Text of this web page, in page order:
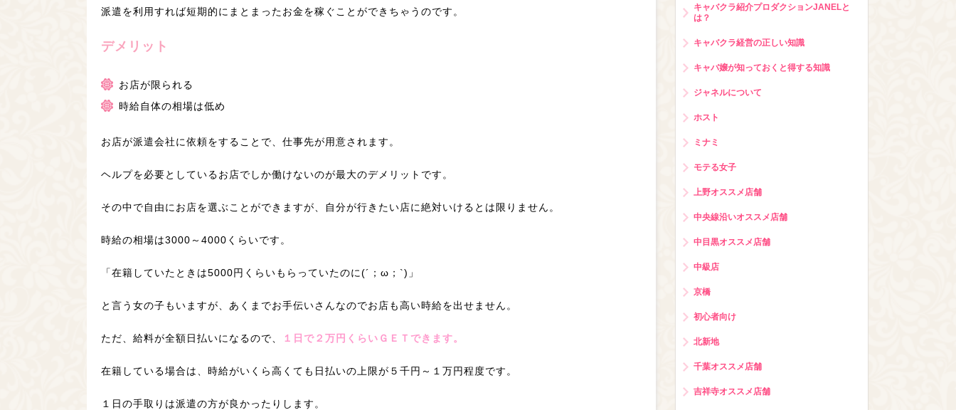
派遣を利用すれば短期的にまとまったお金を稼ぐことができちゃうのです。
デメリット
お店が限られる
時給自体の相場は低め
お店が派遣会社に依頼をすることで、仕事先が用意されます。
ヘルプを必要としているお店でしか働けないのが最大のデメリットです。
その中で自由にお店を選ぶことができますが、自分が行きたい店に絶対いけるとは限りません。
時給の相場は3000～4000くらいです。
「在籍していたときは5000円くらいもらっていたのに(´；ω；`)」
と言う女の子もいますが、あくまでお手伝いさんなのでお店も高い時給を出せません。
ただ、給料が全額日払いになるので、 １日で２万円くらいＧＥＴできます。
在籍している場合は、時給がいくら高くても日払いの上限が５千円～１万円程度です。
１日の手取りは派遣の方が良かったりします。
キャバクラ紹介プロダクションJANELと
は？
キャバクラ経営の正しい知識
キャバ嬢が知っておくと得する知識
ジャネルについて
ホスト
ミナミ
モテる女子
上野オススメ店舗
中央線沿いオススメ店舗
中目黒オススメ店舗
中級店
京橋
初心者向け
北新地
千葉オススメ店舗
吉祥寺オススメ店舗